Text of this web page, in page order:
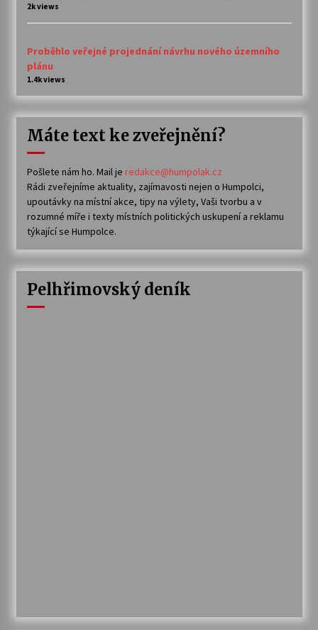
2k views
Proběhlo veřejné projednání návrhu nového územního
plánu
1.4k views
Máte text ke zveřejnění?
Pošlete nám ho. Mail je redakce@humpolak.cz
Rádi zveřejníme aktuality, zajímavosti nejen o Humpolci,
upoutávky na místní akce, tipy na výlety, Vaši tvorbu a v
rozumné míře i texty místních politických uskupení a reklamu
týkající se Humpolce.
Pelhřimovský deník